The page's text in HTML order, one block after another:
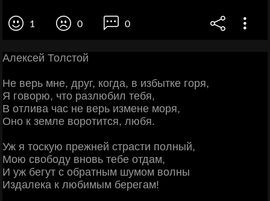
1 0 0
Алексей Толстой
Не верь мне, друг, когда, в избытке горя,
Я говорю, что разлюбил тебя,
В отлива час не верь измене моря,
Оно к земле воротится, любя.
Уж я тоскую прежней страсти полный,
Мою свободу вновь тебе отдам,
И уж бегут с обратным шумом волны
Издалека к любимым берегам!